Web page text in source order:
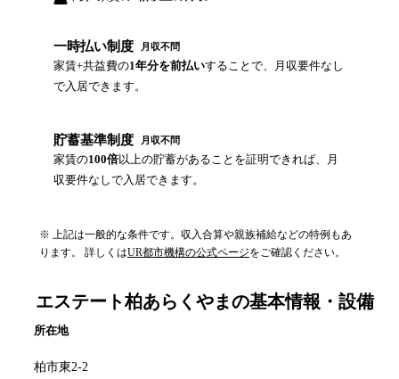
一時払い制度 月収不問
家賃+共益費の1年分を前払いすることで、月収要件なし
で入居できます。
貯蓄基準制度 月収不問
家賃の100倍以上の貯蓄があることを証明できれば、月
収要件なしで入居できます。
※ 上記は一般的な条件です。収入合算や親族補給などの特例もあ
ります。 詳しくはUR都市機構の公式ページをご確認ください。
エステート柏あらくやまの基本情報・設備
所在地
柏市東2-2